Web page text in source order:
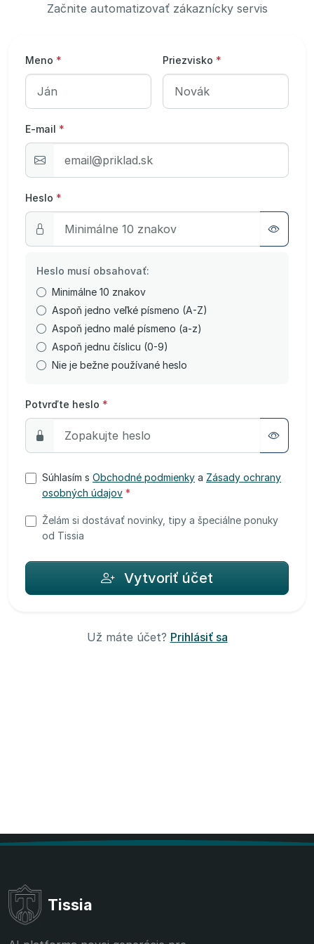
Začnite automatizovať zákaznícky servis
Meno * Priezvisko *
E-mail *
Heslo *
Heslo musí obsahovať:
Minimálne 10 znakov
Aspoň jedno veľké písmeno (A-Z)
Aspoň jedno malé písmeno (a-z)
Aspoň jednu číslicu (0-9)
Nie je bežne používané heslo
Potvrďte heslo *
Súhlasím s Obchodné podmienky a Zásady ochrany
osobných údajov *
Želám si dostávať novinky, tipy a špeciálne ponuky
od Tissia
Vytvoriť účet
Už máte účet? Prihlásiť sa
Tissia